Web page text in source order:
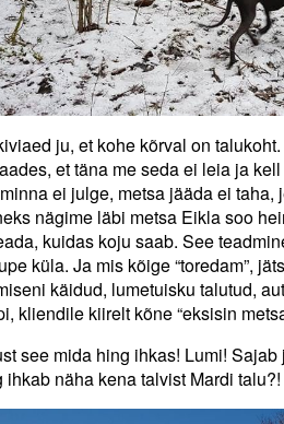
ju, et kohe kõrval on
et täna me seda ei leia ja
ei julge, metsa jääda ei
nägime läbi metsa Eikla soo
kuidas koju saab. See
küla. Ja mis kõige “toredam”,
käidud, lumetuisku talutud,
kliendile kiirelt kõne “eksisin
see mida hing ihkas! Lumi!
näha kena talvist Mardi talu?!